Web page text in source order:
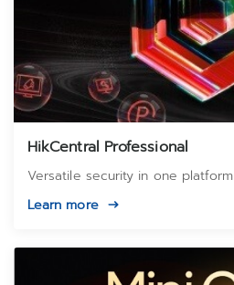
HikCentral Professional
Versatile security in one platform
Learn more